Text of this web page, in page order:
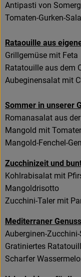
Antipasti von
Tomaten-Gurken-
Rataouille aus
Grillgemüse mit Feta
Ratatouille aus dem
Aubeginensalat mit
Sommer in unserer
Romanasalat aus
Mangold mit
Mangold-Fenchel-
Zucchinizeit und
Kohlrabisalat mit
Mangoldrisotto
Zucchini-Taler mit
Mediterraner
Auberginen-
Gratiniertes
Scharfer